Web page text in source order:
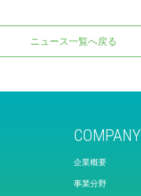
ニュース一覧へ戻る
COMPANY
企業概要
事業分野